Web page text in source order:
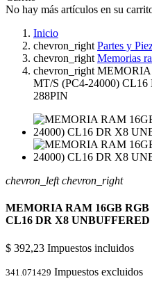
No hay más artículos en su
Inicio
chevron_right Partes y
chevron_right Memorias
chevron_right MEMORIA
MT/S (PC4-24000)
288PIN
chevron_left chevron_right
MEMORIA RAM 16GB RGB
CL16 DR X8
$ 392,23 Impuestos incluidos
341.071429 Impuestos excluidos